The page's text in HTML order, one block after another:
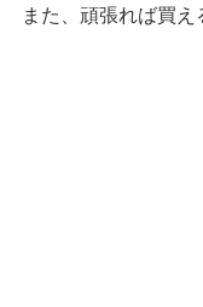
また、頑張れば買え